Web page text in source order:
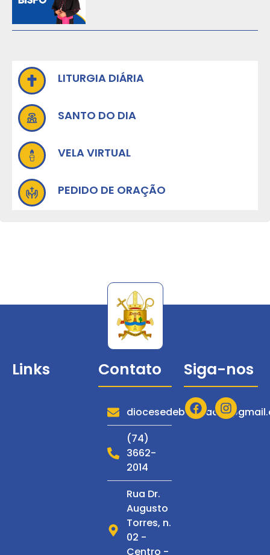
LITURGIA DIÁRIA
SANTO DO DIA
VELA VIRTUAL
PEDIDO DE ORAÇÃO
Links
Serviços
Notícias
Espiritualidade
Multimídia
Espiritualidade
S. Francisco
Contato
(74)
3662-
2014
Rua Dr.
Augusto
Torres, n.
02 -
Centro -
Siga-nos